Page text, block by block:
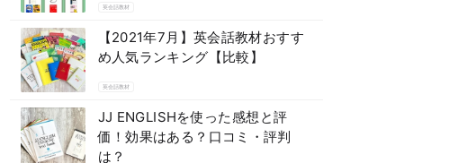
英会話教材
【2021年7月】英会話教材おすす
め人気ランキング【比較】
英会話教材
JJ ENGLISHを使った感想と評
価！効果はある？口コミ・評判
は？